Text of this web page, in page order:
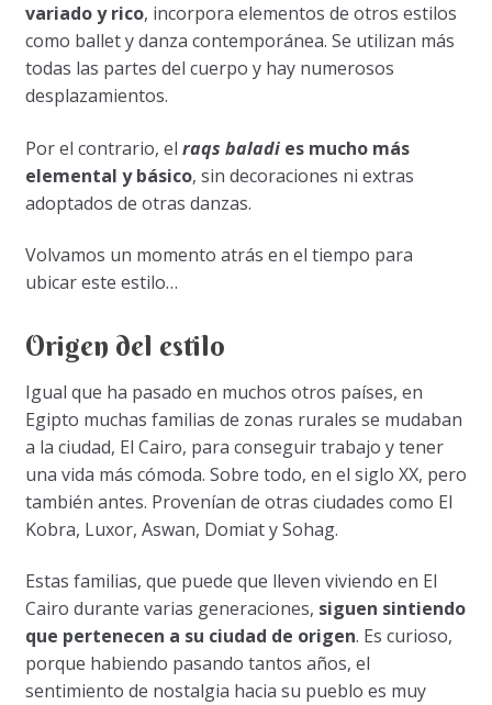
variado y rico, incorpora elementos de otros estilos
como ballet y danza contemporánea. Se utilizan más
todas las partes del cuerpo y hay numerosos
desplazamientos.
Por el contrario, el raqs baladies mucho más
elemental y básico, sin decoraciones ni extras
adoptados de otras danzas.
Volvamos un momento atrás en el tiempo para
ubicar este estilo…
Origen del estilo
Igual que ha pasado en muchos otros países, en
Egipto muchas familias de zonas rurales se mudaban
a la ciudad, El Cairo, para conseguir trabajo y tener
una vida más cómoda. Sobre todo, en el siglo XX, pero
también antes. Provenían de otras ciudades como El
Kobra, Luxor, Aswan, Domiat y Sohag.
Estas familias, que puede que lleven viviendo en El
Cairo durante varias generaciones, siguen sintiendo
que pertenecen a su ciudad de origen. Es curioso,
porque habiendo pasando tantos años, el
sentimiento de nostalgia hacia su pueblo es muy